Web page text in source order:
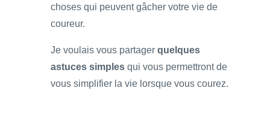
choses qui peuvent gâcher votre vie de
coureur.
Je voulais vous partager quelques
astuces simples qui vous permettront de
vous simplifier la vie lorsque vous courez.